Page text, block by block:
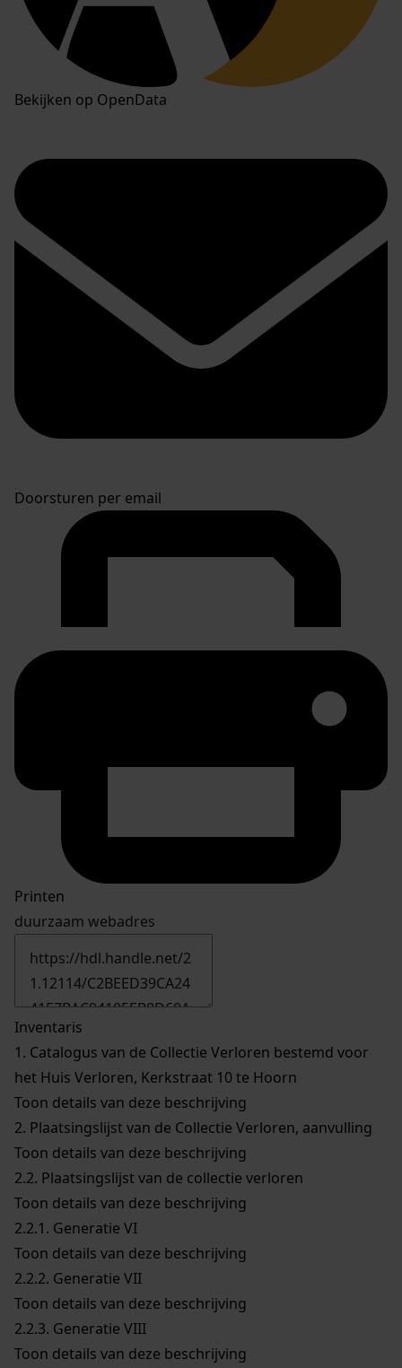
Bekijken op OpenData
Doorsturen per email
Printen
duurzaam webadres
Inventaris
1. Catalogus van de Collectie Verloren bestemd voor
het Huis Verloren, Kerkstraat 10 te Hoorn
Toon details van deze beschrijving
2. Plaatsingslijst van de Collectie Verloren, aanvulling
Toon details van deze beschrijving
2.2. Plaatsingslijst van de collectie verloren
Toon details van deze beschrijving
2.2.1. Generatie VI
Toon details van deze beschrijving
2.2.2. Generatie VII
Toon details van deze beschrijving
2.2.3. Generatie VIII
Toon details van deze beschrijving